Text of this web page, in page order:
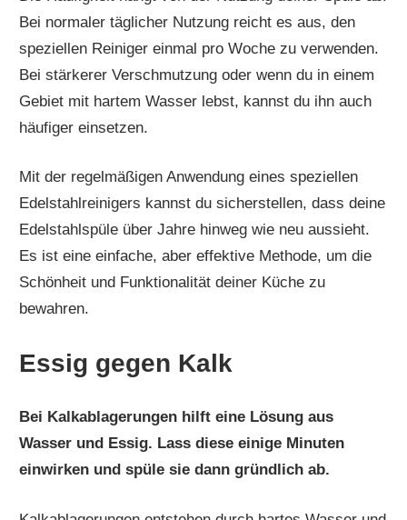
Bei normaler täglicher Nutzung reicht es aus, den
speziellen Reiniger einmal pro Woche zu verwenden.
Bei stärkerer Verschmutzung oder wenn du in einem
Gebiet mit hartem Wasser lebst, kannst du ihn auch
häufiger einsetzen.
Mit der regelmäßigen Anwendung eines speziellen
Edelstahlreinigers kannst du sicherstellen, dass deine
Edelstahlspüle über Jahre hinweg wie neu aussieht.
Es ist eine einfache, aber effektive Methode, um die
Schönheit und Funktionalität deiner Küche zu
bewahren.
Essig gegen Kalk
Bei Kalkablagerungen hilft eine Lösung aus
Wasser und Essig. Lass diese einige Minuten
einwirken und spüle sie dann gründlich ab.